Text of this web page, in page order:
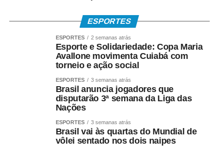
ESPORTES
ESPORTES 2 semanas atrás
Esporte e Solidariedade: Copa Maria
Avallone movimenta Cuiabá com
torneio e ação social
ESPORTES 3 semanas atrás
Brasil anuncia jogadores que
disputarão 3ª semana da Liga das
Nações
ESPORTES 3 semanas atrás
Brasil vai às quartas do Mundial de
vôlei sentado nos dois naipes